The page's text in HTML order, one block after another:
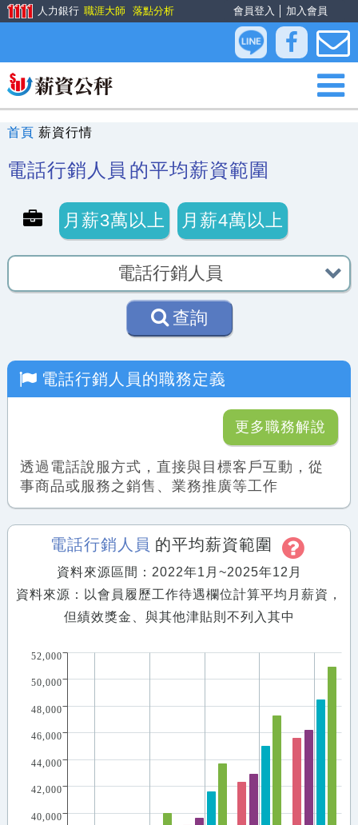
會員登入 加入會員
人力銀行 職涯大師 落點分析
首頁 薪資行情
電話行銷人員 的平均薪資範圍
月薪3萬以上 月薪4萬以上
查詢
電話行銷人員 的職務定義
更多職務解說
透過電話說服方式，直接與目標客戶互動，從
事商品或服務之銷售、業務推廣等工作
電話行銷人員 的平均薪資範圍
資料來源區間：2022年1月~2025年12月
資料來源：以會員履歷工作待遇欄位計算平均月薪資，
但績效獎金、與其他津貼則不列入其中
40,000
42,000
44,000
46,000
48,000
50,000
52,000